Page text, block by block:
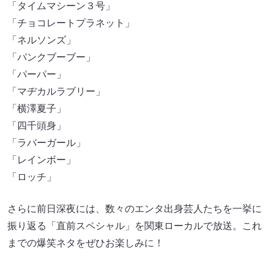
「タイムマシーン３号」
「チョコレートプラネット」
「ネルソンズ」
「パンクブーブー」
「パーパー」
「マヂカルラブリー」
「横澤夏子」
「四千頭身」
「ラバーガール」
「レインボー」
「ロッチ」
さらに前日深夜には、数々のエンタ出身芸人たちを一挙に
振り返る「直前スペシャル」を関東ローカルで放送。これ
までの爆笑ネタをぜひお楽しみに！